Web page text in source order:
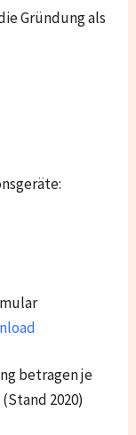
Gründung als
betragen je
2020)